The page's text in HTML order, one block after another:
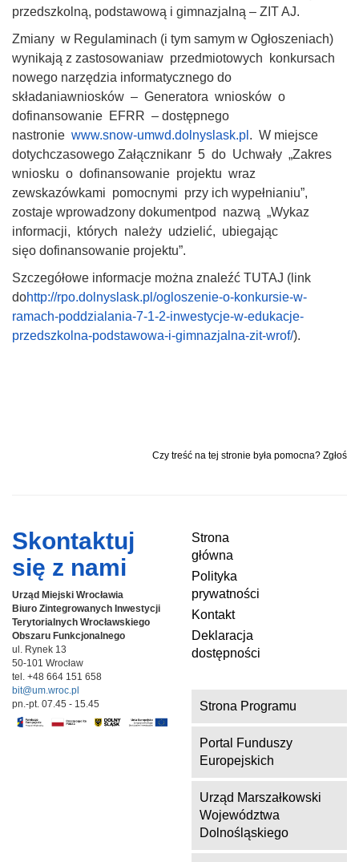
przedszkolną, podstawową i gimnazjalną – ZIT AJ.
Zmiany w Regulaminach (i tym samym w Ogłoszeniach)
wynikają z zastosowaniaw przedmiotowych konkursach
nowego narzędzia informatycznego do
składaniawniosków – Generatora wniosków o
dofinansowanie EFRR – dostępnego
nastronie www.snow-umwd.dolnyslask.pl . W miejsce
dotychczasowego Załącznikanr 5 do Uchwały „Zakres
wniosku o dofinansowanie projektu wraz
zewskazówkami pomocnymi przy ich wypełnianiu”,
zostaje wprowadzony dokumentpod nazwą „Wykaz
informacji, których należy udzielić, ubiegając
sięo dofinansowanie projektu”.
Szczegółowe informacje można znaleźć TUTAJ (link
dohttp://rpo.dolnyslask.pl/ogloszenie-o-konkursie-w-
ramach-poddzialania-7-1-2-inwestycje-w-edukacje-
przedszkolna-podstawowa-i-gimnazjalna-zit-wrof/).
Czy treść na tej stronie była pomocna? Zgłoś
Skontaktuj
się z nami
Urząd Miejski Wrocławia
Biuro Zintegrowanych Inwestycji
Terytorialnych Wrocławskiego
Obszaru Funkcjonalnego
ul. Rynek 13
50-101 Wrocław
tel. +48 664 151 658
bit@um.wroc.pl
pn.-pt. 07.45 - 15.45
Strona
główna
Polityka
prywatności
Kontakt
Deklaracja
dostępności
Strona Programu
Portal Funduszy
Europejskich
Urząd Marszałkowski
Województwa
Dolnośląskiego